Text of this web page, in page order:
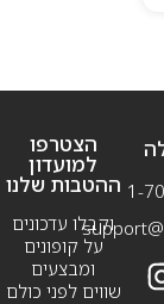
1-
הצטרפו
למועדון
ההטבות שלנו
וקבלו עדכונים
על קופונים
ומבצעים
שווים לפני כולם